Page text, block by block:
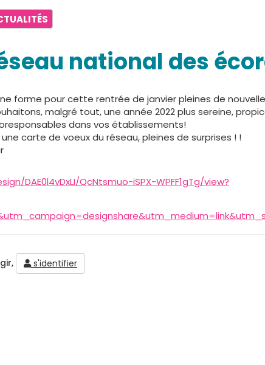
national des
forme pour cette rentrée de janvier pleines de
malgré tout, une année 2022 plus sereine,
dans vos établissements!
carte de voeux du réseau, pleines de surprises ! !
DAE0l4vDxLI/QcNtsmuo-iSPX-WPFF1gTg/view?
s'identifier